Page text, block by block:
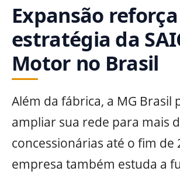
Expansão reforça
estratégia da
Motor no Brasil
Além da fábrica, a MG Brasil
ampliar sua rede para mais
concessionárias até o fim de
empresa também estuda a